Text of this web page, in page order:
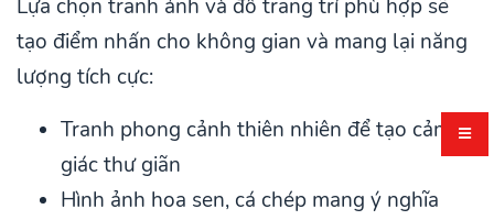
Lựa chọn tranh ảnh và đồ trang trí phù hợp sẽ
tạo điểm nhấn cho không gian và mang lại năng
lượng tích cực:
Tranh phong cảnh thiên nhiên để tạo cảm
giác thư giãn
Hình ảnh hoa sen, cá chép mang ý nghĩa